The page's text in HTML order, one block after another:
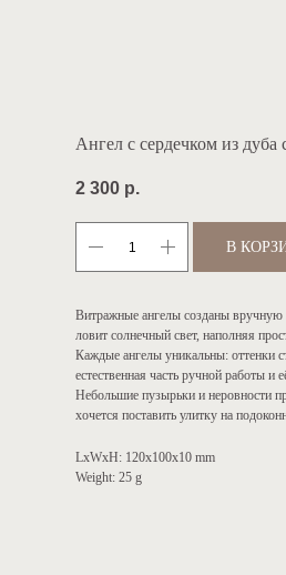
Ангел с сердечком из
2 300 р.
В
Витражные ангелы созданы вручную
ловит солнечный свет, наполняя
Каждые ангелы уникальны: оттенки
естественная часть ручной работы и
Небольшие пузырьки и неровности
хочется поставить улитку на
LxWxH: 120x100x10 mm
Weight: 25 g